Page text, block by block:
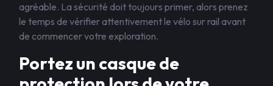
agréable. La sécurité doit toujours primer, alors prenez
le temps de vérifier attentivement le vélo sur rail avant
de commencer votre exploration.
Portez un casque de